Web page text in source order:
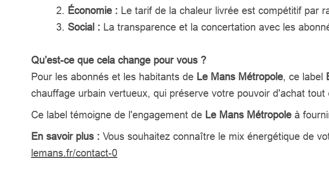
Économie : Le tarif de la chaleur livrée est compétitif par
Social : La transparence et la concertation avec les
Qu’est-ce que cela change pour vous ?
Pour les abonnés et les habitants de Le Mans Métropole, ce label
chauffage urbain vertueux, qui préserve votre pouvoir d'achat
Ce label témoigne de l'engagement de Le Mans Métropole à
En savoir plus : Vous souhaitez connaître le mix énergétique de
lemans.fr/contact-0